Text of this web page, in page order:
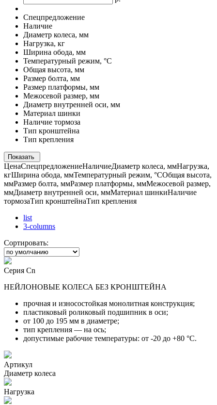
Спецпредложение
Наличие
Диаметр колеса, мм
Нагрузка, кг
Ширина обода, мм
Температурный режим, °С
Общая высота, мм
Размер болта, мм
Размер платформы, мм
Межосевой размер, мм
Диаметр внутренней оси, мм
Материал шинки
Наличие тормоза
Тип кронштейна
Тип крепления
Показать
ЦенаСпецпредложениеНаличиеДиаметр колеса, ммНагрузка,
кгШирина обода, ммТемпературный режим, °СОбщая высота,
ммРазмер болта, ммРазмер платформы, ммМежосевой размер,
ммДиаметр внутренней оси, ммМатериал шинкиНаличие
тормозаТип кронштейнаТип крепления
list
3-columns
Сортировать:
Серия Cn
НЕЙЛОНОВЫЕ КОЛЕСА БЕЗ КРОНШТЕЙНА
прочная и износостойкая монолитная конструкция;
пластиковый роликовый подшипник в оси;
от 100 до 195 мм в диаметре;
тип крепления — на ось;
допустимые рабочие температуры: от -20 до +80 °С.
Артикул
Диаметр колеса
Нагрузка